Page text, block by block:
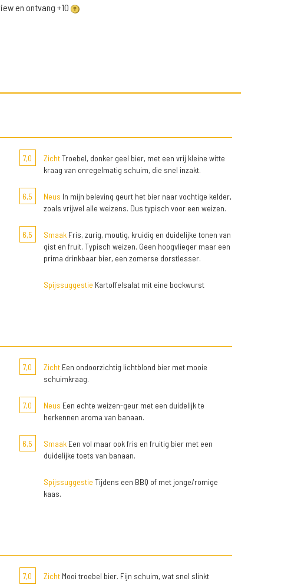
en ontvang +10
7,0 ZichtTroebel, donker geel bier, met een vrij kleine witte
kraag van onregelmatig schuim, die snel inzakt.
6,5 Neus In mijn beleving geurt het bier naar vochtige kelder,
zoals vrijwel alle weizens. Dus typisch voor een weizen.
6,5 SmaakFris, zurig, moutig, kruidig en duidelijke tonen van
gist en fruit. Typisch weizen. Geen hoogvlieger maar een
prima drinkbaar bier, een zomerse dorstlesser.
Spijssuggestie Kartoffelsalat mit eine bockwurst
7,0 ZichtEen ondoorzichtig lichtblond bier met mooie
schuimkraag.
7,0 Neus Een echte weizen-geur met een duidelijk te
herkennen aroma van banaan.
6,5 SmaakEen vol maar ook fris en fruitig bier met een
duidelijke toets van banaan.
Spijssuggestie Tijdens een BBQ of met jonge/romige
kaas.
7,0 ZichtMooi troebel bier. Fijn schuim, wat snel slinkt